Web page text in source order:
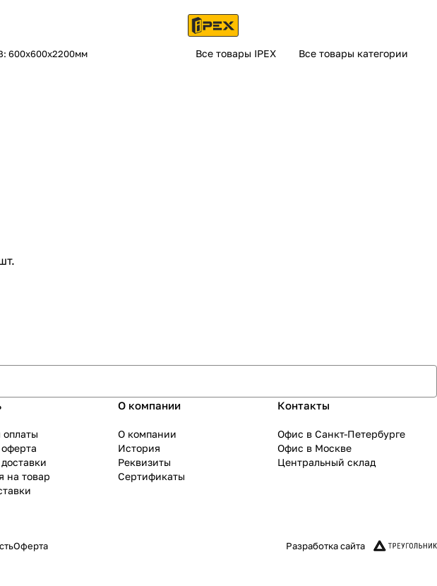
600x600х2200мм
Все товары IPEX Все товары категории
на товар
О компании
О компании
История
Реквизиты
Сертификаты
Контакты
Офис в Санкт-Петербурге
Офис в Москве
Центральный склад
Оферта Разработка сайта